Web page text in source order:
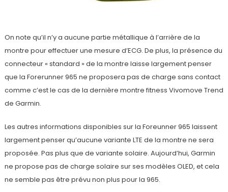
On note qu’il n’y a aucune partie métallique à l’arrière de la
montre pour effectuer une mesure d’ECG. De plus, la présence du
connecteur « standard » de la montre laisse largement penser
que la Forerunner 965 ne proposera pas de charge sans contact
comme c’est le cas de la dernière montre fitness Vivomove Trend
de Garmin.
Les autres informations disponibles sur la Foreunner 965 laissent
largement penser qu’aucune variante LTE de la montre ne sera
proposée. Pas plus que de variante solaire. Aujourd’hui, Garmin
ne propose pas de charge solaire sur ses modèles OLED, et cela
ne semble pas être prévu non plus pour la 965.